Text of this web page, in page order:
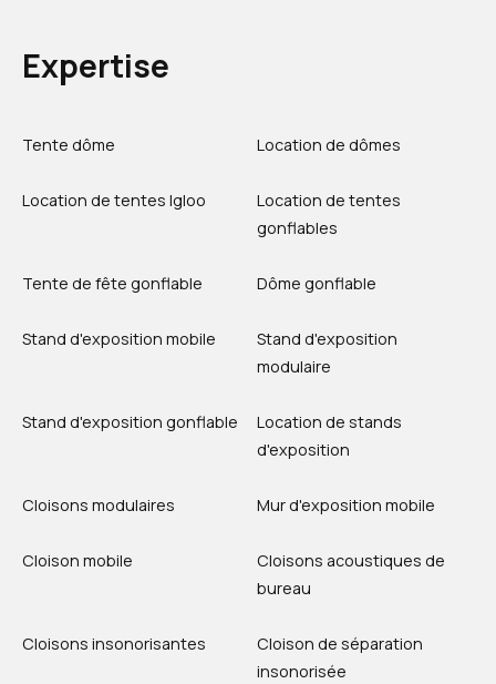
Expertise
Tente dôme Location de dômes
Location de tentes Igloo
Location de tentes
gonflables
Tente de fête gonflable Dôme gonflable
Stand d'exposition mobile
Stand d'exposition
modulaire
Stand d'exposition gonflable
Location de stands
d'exposition
Cloisons modulaires Mur d'exposition mobile
Cloison mobile
Cloisons acoustiques de
bureau
Cloisons insonorisantes
Cloison de séparation
insonorisée